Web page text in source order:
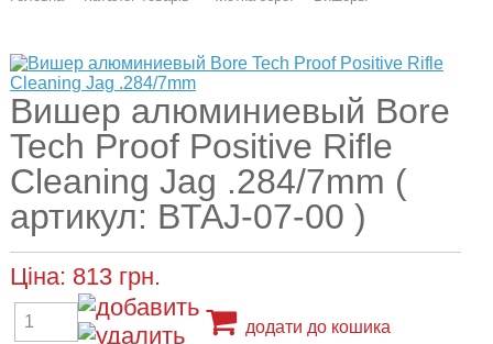
Вишер алюминиевый Bore
Tech Proof Positive Rifle
Cleaning Jag .284/7mm (
артикул: BTAJ-07-00 )
Ціна: 813 грн.
додати до кошика